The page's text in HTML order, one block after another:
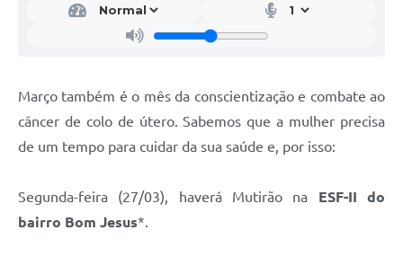
Março também é o mês da conscientização e combate ao
câncer de colo de útero. Sabemos que a mulher precisa
de um tempo para cuidar da sua saúde e, por isso:
Segunda-feira (27/03), haverá Mutirão na ESF-II do
bairro Bom Jesus*.